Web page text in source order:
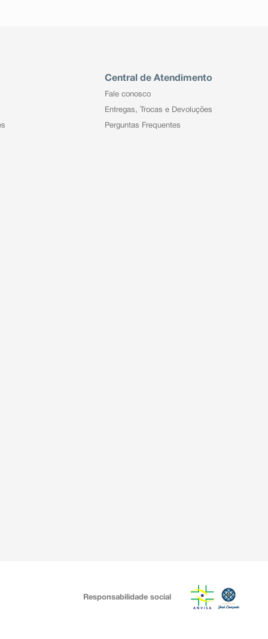
Central de Atendimento
Fale conosco
Entregas, Trocas e Devoluções
Perguntas Frequentes
Responsabilidade social